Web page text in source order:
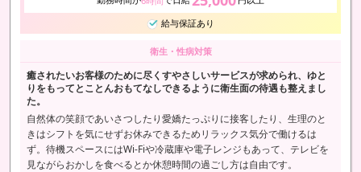
給与保証あり
衛生・性病対策
癒されたいお客様のために尽くすやさしいサービスが求められ、ゆと
りをもってとことんおもてなしできるように衛生面の待遇も整えまし
た。
自然体の笑顔であいさつしたり愛嬌たっぷりに接客したり、生理のと
きはシフトを気にせずお休みできるためリラックス気分で働けるは
ず。待機スペースにはWi-Fiや冷蔵庫や電子レンジもあって、テレビを
見ながらおかしを食べるとか休憩時間の過ごし方は自由です。